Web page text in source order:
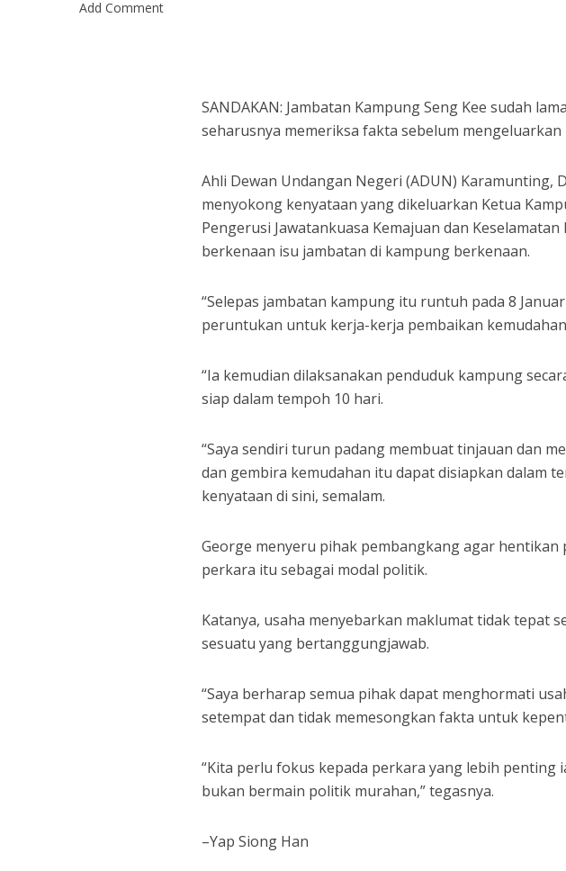
Add Comment
SANDAKAN: Jambatan Kampung Seng Kee sudah
seharusnya memeriksa fakta sebelum
Ahli Dewan Undangan Negeri (ADUN) Karamunting,
menyokong kenyataan yang dikeluarkan Ketua
Pengerusi Jawatankuasa Kemajuan dan Keselamatan
berkenaan isu jambatan di kampung berkenaan.
“Selepas jambatan kampung itu runtuh pada 8
peruntukan untuk kerja-kerja pembaikan
“Ia kemudian dilaksanakan penduduk kampung
siap dalam tempoh 10 hari.
“Saya sendiri turun padang membuat tinjauan dan
dan gembira kemudahan itu dapat disiapkan dalam
kenyataan di sini, semalam.
George menyeru pihak pembangkang agar
perkara itu sebagai modal politik.
Katanya, usaha menyebarkan maklumat tidak tepat
sesuatu yang bertanggungjawab.
“Saya berharap semua pihak dapat menghormati
setempat dan tidak memesongkan fakta untuk
“Kita perlu fokus kepada perkara yang lebih penting
bukan bermain politik murahan,” tegasnya.
–Yap Siong Han